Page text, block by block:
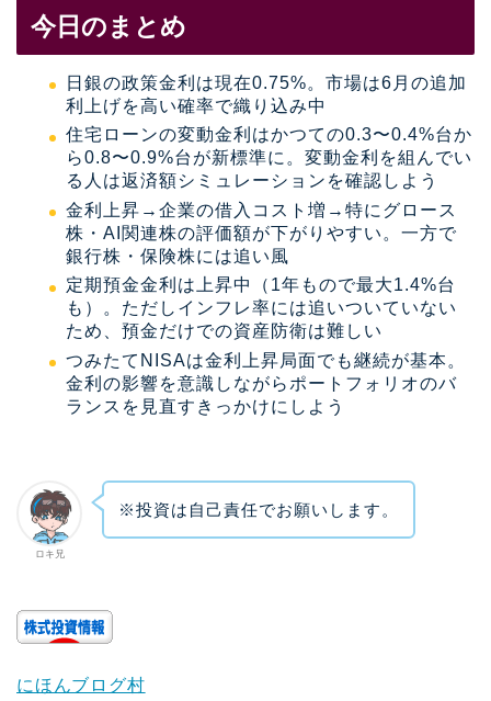
今日のまとめ
日銀の政策金利は現在0.75%。市場は6月の追加
利上げを高い確率で織り込み中
住宅ローンの変動金利はかつての0.3〜0.4%台か
ら0.8〜0.9%台が新標準に。変動金利を組んでい
る人は返済額シミュレーションを確認しよう
金利上昇→企業の借入コスト増→特にグロース
株・AI関連株の評価額が下がりやすい。一方で
銀行株・保険株には追い風
定期預金金利は上昇中（1年もので最大1.4%台
も）。ただしインフレ率には追いついていない
ため、預金だけでの資産防衛は難しい
つみたてNISAは金利上昇局面でも継続が基本。
金利の影響を意識しながらポートフォリオのバ
ランスを見直すきっかけにしよう
ロキ兄
※投資は自己責任でお願いします。
にほんブログ村